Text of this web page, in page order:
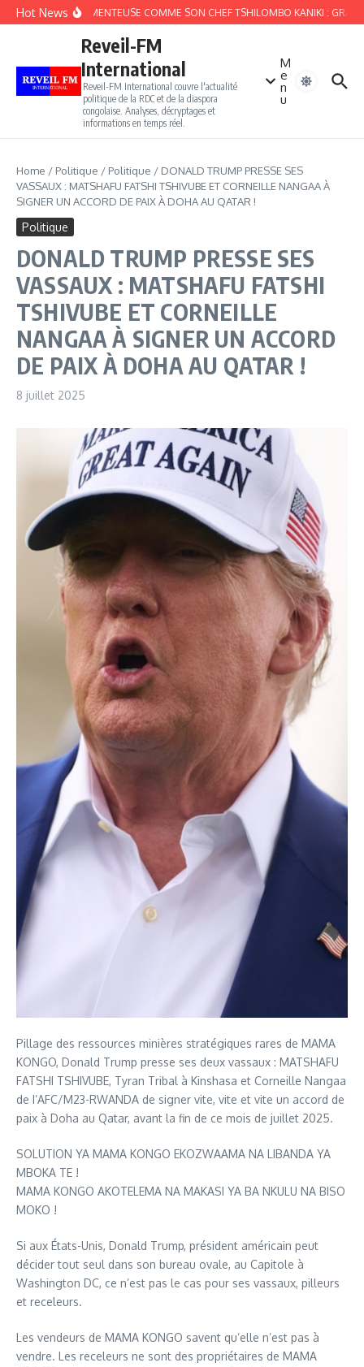
Aller au contenu
Hot NewsFIEFFÉE MENTEUSE COMME SON CHEF TSHILOMBO KANIKI :
Reveil-FM
International
Reveil-FM International couvre l'actualité
politique de la RDC et de la diaspora
congolaise. Analyses, décryptages et
informations en temps réel.
M
e
n
u
Home / Politique / Politique / DONALD TRUMP PRESSE SES
VASSAUX : MATSHAFU FATSHI TSHIVUBE ET CORNEILLE NANGAA À
SIGNER UN ACCORD DE PAIX À DOHA AU QATAR !
Politique
DONALD TRUMP PRESSE SES
VASSAUX : MATSHAFU FATSHI
TSHIVUBE ET CORNEILLE
NANGAA À SIGNER UN ACCORD
DE PAIX À DOHA AU QATAR !
8 juillet 2025
Pillage des ressources minières stratégiques rares de MAMA
KONGO, Donald Trump presse ses deux vassaux : MATSHAFU
FATSHI TSHIVUBE, Tyran Tribal à Kinshasa et Corneille Nangaa
de I’AFC/M23-RWANDA de signer vite, vite et vite un accord de
paix à Doha au Qatar, avant la fin de ce mois de juillet 2025.
SOLUTION YA MAMA KONGO EKOZWAAMA NA LIBANDA YA
MBOKA TE !
MAMA KONGO AKOTELEMA NA MAKASI YA BA NKULU NA BISO
MOKO !
Si aux États-Unis, Donald Trump, président américain peut
décider tout seul dans son bureau ovale, au Capitole à
Washington DC, ce n’est pas le cas pour ses vassaux, pilleurs
et receleurs.
Les vendeurs de MAMA KONGO savent qu’elle n’est pas à
vendre. Les receleurs ne sont des propriétaires de MAMA